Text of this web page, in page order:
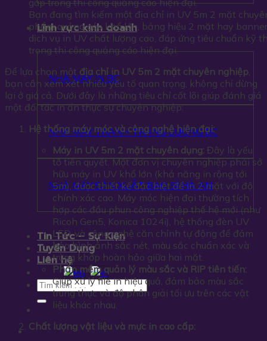
Lĩnh vực kinh doanh
NHÀ MÁY IN BC
NHÀ MÁY TRANH TRÁNG GƯƠNG BC
NHÀ MÁY SẢN XUẤT BAO BÌ HÀ AN
Tin Tức – Sự Kiện
Tuyển Dụng
Liên hệ
Bạn đang tìm kiếm một địa chỉ in UV 5m 2 mặt
phẩm quảng cáo khổ lớn, bảng hiệu 2 mặt hay
dịch vụ in UV chất lượng cao, đáp ứng tiêu chuẩn kỹ
trong thi công quảng cáo hiện đại.
Để lựa chọn một địa chỉ in UV 5m 2 mặt chuyên nghiệp,
bạn cần xem xét nhiều yếu tố quan trọng, không chỉ dừng
lại ở giá cả. Dưới đây là những tiêu chí cốt lõi giúp đánh giá
một đối tác in ấn thực sự chuyên nghiệp:
Hệ thống máy móc và công nghệ hiện đại:
Máy in UV 5m 2 mặt chuyên dụng: Đây là yếu
tố tiên quyết. Một đơn vị chuyên nghiệp phải sở
hữu máy in UV khổ lớn (khả năng in rộng tới
5m), được thiết kế đặc biệt để in 2 mặt với độ
chính xác cao. Máy móc hiện đại thường tích
hợp các đầu phun công nghiệp thế hệ mới (như
Ricoh Gen5, Konica 1024i), hệ thống đèn UV
LED, và công nghệ căn chỉnh tự động để đảm
bảo hình ảnh sắc nét, màu sắc chuẩn xác và
trùng khớp hoàn hảo giữa hai mặt.
Phần mềm quản lý màu sắc và RIP tiên tiến:
Giúp xử lý file in hiệu quả, đảm bảo màu sắc
trung thực và độ phân giải tối ưu trên các vật
liệu khác nhau.
Chất lượng vật liệu và mực in cao cấp: